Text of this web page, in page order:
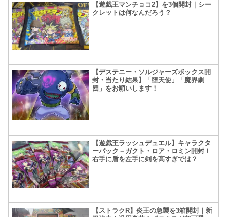
【遊戯王マンチョコ2】を3個開封｜シー
クレットは何なんだろう？
【デステニー・ソルジャーズボックス開
封・当たり結果】「堕天使」「魔界劇
団」をお願いします！
【遊戯王ラッシュデュエル】キャラクタ
ーパック－ガクト・ロア・ロミン開封！
右手に盾を左手に剣を高すぎでは？
【ストラクR】炎王の急襲を3箱開封｜新